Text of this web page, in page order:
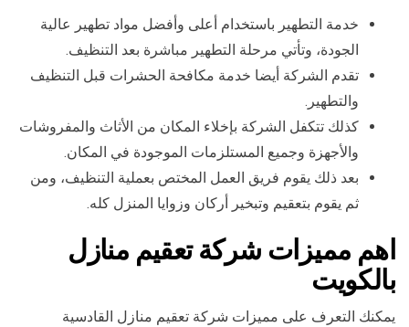
خدمة التطهير باستخدام أعلى وأفضل مواد تطهير عالية
الجودة، وتأتي مرحلة التطهير مباشرة بعد التنظيف.
تقدم الشركة أيضا خدمة مكافحة الحشرات قبل التنظيف
والتطهير.
كذلك تتكفل الشركة بإخلاء المكان من الأثاث والمفروشات
والأجهزة وجميع المستلزمات الموجودة في المكان.
بعد ذلك يقوم فريق العمل المختص بعملية التنظيف، ومن
ثم يقوم بتعقيم وتبخير أركان وزوايا المنزل كله.
اهم مميزات شركة تعقيم منازل
بالكويت
يمكنك التعرف على مميزات شركة تعقيم منازل القادسية